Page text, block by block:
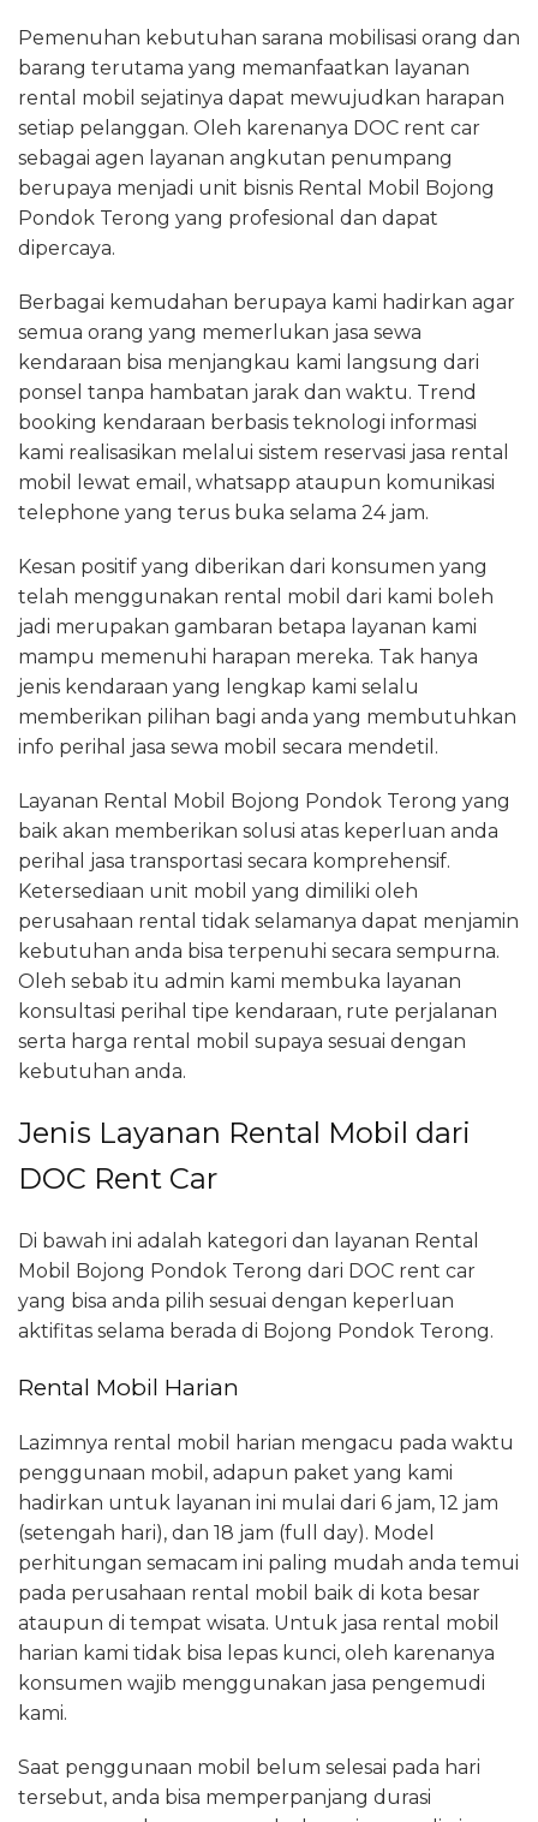
Pemenuhan kebutuhan sarana mobilisasi orang dan
barang terutama yang memanfaatkan layanan
rental mobil sejatinya dapat mewujudkan harapan
setiap pelanggan. Oleh karenanya DOC rent car
sebagai agen layanan angkutan penumpang
berupaya menjadi unit bisnis Rental Mobil Bojong
Pondok Terong yang profesional dan dapat
dipercaya.
Berbagai kemudahan berupaya kami hadirkan agar
semua orang yang memerlukan jasa sewa
kendaraan bisa menjangkau kami langsung dari
ponsel tanpa hambatan jarak dan waktu. Trend
booking kendaraan berbasis teknologi informasi
kami realisasikan melalui sistem reservasi jasa rental
mobil lewat email, whatsapp ataupun komunikasi
telephone yang terus buka selama 24 jam.
Kesan positif yang diberikan dari konsumen yang
telah menggunakan rental mobil dari kami boleh
jadi merupakan gambaran betapa layanan kami
mampu memenuhi harapan mereka. Tak hanya
jenis kendaraan yang lengkap kami selalu
memberikan pilihan bagi anda yang membutuhkan
info perihal jasa sewa mobil secara mendetil.
Layanan Rental Mobil Bojong Pondok Terong yang
baik akan memberikan solusi atas keperluan anda
perihal jasa transportasi secara komprehensif.
Ketersediaan unit mobil yang dimiliki oleh
perusahaan rental tidak selamanya dapat menjamin
kebutuhan anda bisa terpenuhi secara sempurna.
Oleh sebab itu admin kami membuka layanan
konsultasi perihal tipe kendaraan, rute perjalanan
serta harga rental mobil supaya sesuai dengan
kebutuhan anda.
Jenis Layanan Rental Mobil dari
DOC Rent Car
Di bawah ini adalah kategori dan layanan Rental
Mobil Bojong Pondok Terong dari DOC rent car
yang bisa anda pilih sesuai dengan keperluan
aktifitas selama berada di Bojong Pondok Terong.
Rental Mobil Harian
Lazimnya rental mobil harian mengacu pada waktu
penggunaan mobil, adapun paket yang kami
hadirkan untuk layanan ini mulai dari 6 jam, 12 jam
(setengah hari), dan 18 jam (full day). Model
perhitungan semacam ini paling mudah anda temui
pada perusahaan rental mobil baik di kota besar
ataupun di tempat wisata. Untuk jasa rental mobil
harian kami tidak bisa lepas kunci, oleh karenanya
konsumen wajib menggunakan jasa pengemudi
kami.
Saat penggunaan mobil belum selesai pada hari
tersebut, anda bisa memperpanjang durasi